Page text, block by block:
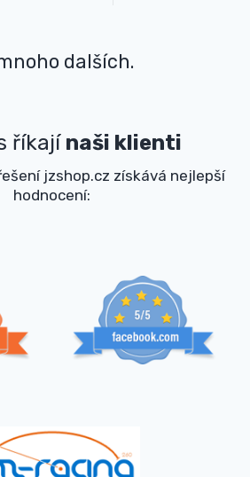
dalších.
říkají naši klienti
jzshop.cz získává nejlepší
hodnocení: